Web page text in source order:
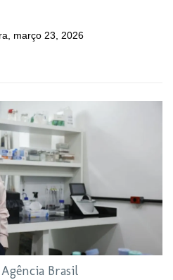
março 23, 2026
Brasil